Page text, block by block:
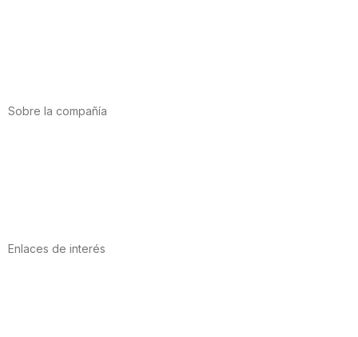
Sobre la compañía
Enlaces de interés